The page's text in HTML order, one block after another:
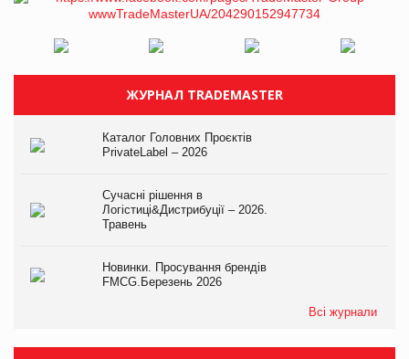
ЖУРНАЛ TRADEMASTER
Каталог Головних Проєктів
PrivateLabel – 2026
Сучасні рішення в
Логістиці&Дистрибуції – 2026.
Травень
Новинки. Просування брендів
FMCG.Березень 2026
Всі журнали